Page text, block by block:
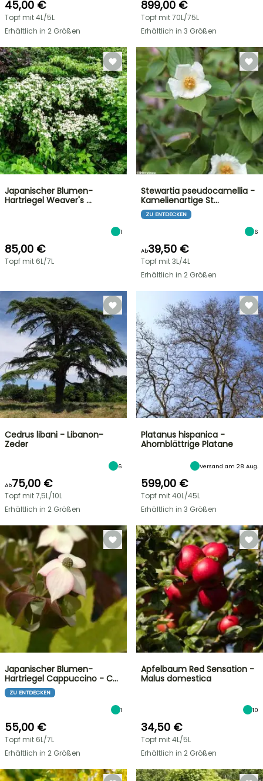
45,00 €
Topf mit 4L/5L
Erhältlich in 2 Größen
899,00 €
Topf mit 70L/75L
Erhältlich in 3 Größen
Japanischer Blumen-
Hartriegel Weaver's …
1
85,00 €
Topf mit 6L/7L
Stewartia pseudocamellia -
Kamelienartige St…
ZU ENTDECKEN
6
Ab39,50 €
Topf mit 3L/4L
Erhältlich in 2 Größen
Cedrus libani - Libanon-
Zeder
6
Ab75,00 €
Topf mit 7,5L/10L
Erhältlich in 2 Größen
Platanus hispanica -
Ahornblättrige Platane
Versand am 28 Aug.
599,00 €
Topf mit 40L/45L
Erhältlich in 3 Größen
Japanischer Blumen-
Hartriegel Cappuccino - C…
ZU ENTDECKEN
1
55,00 €
Topf mit 6L/7L
Erhältlich in 2 Größen
Apfelbaum Red Sensation -
Malus domestica
10
34,50 €
Topf mit 4L/5L
Erhältlich in 2 Größen